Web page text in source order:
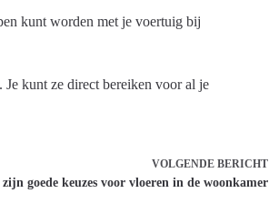
kunt worden met je voertuig bij
kunt ze direct bereiken voor al je
VOLGENDEBERICHT
goede keuzes voor vloeren in de woonkamer